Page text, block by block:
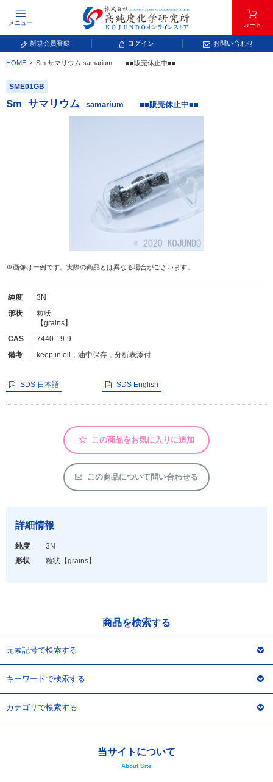
メニュー カート
新規会員登録 ログイン お問い合わせ
元素記号で検索する
元素周期表をタップすると、拡大表示されます。拡大した表から元素記号をタップ
し、一覧へ移動してください。
常温常圧で気体であり、弊社では取り扱いしておりません。
放射性元素または人工元素であり、弊社では取り扱いしておりません。
キーワードで検索する
カタログコードで検索
CAS番号で検索
カテゴリで検索する
形状詳細
アウトレット
HOME Sm サマリウム samarium ■■販売休止中■■
SME01GB
Sm サマリウム samarium ■■販売休止中■■
※画像は一例です。実際の商品とは異なる場合がございます。
純度
3N
形状
粒状
【grains】
CAS
7440-19-9
備考
keep in oil，油中保存，分析表添付
SDS 日本語 SDS English
この商品をお気に入りに追加
この商品について問い合わせる
詳細情報
純度
3N
形状
粒状 【grains】
商品を検索する
元素記号で検索する
キーワードで検索する
カテゴリで検索する
当サイトについて
About Site